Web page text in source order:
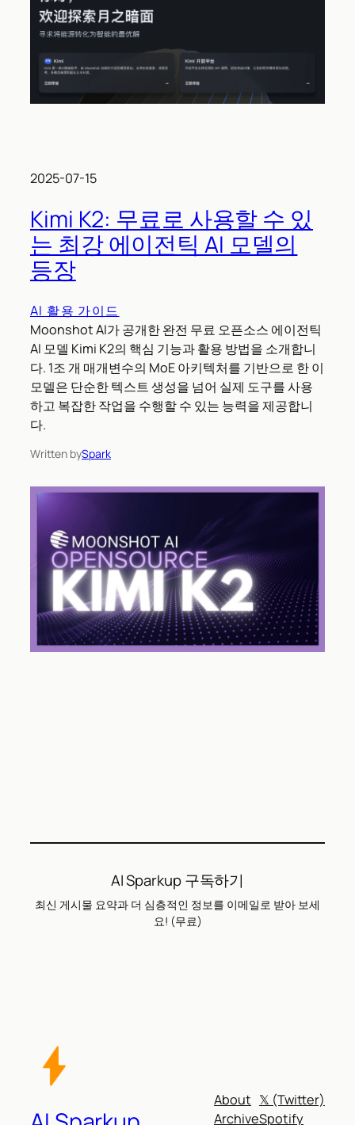
2025-07-15
Kimi K2: 무료로 사용할 수 있
는 최강 에이전틱 AI 모델의
등장
AI 활용 가이드
Moonshot AI가 공개한 완전 무료 오픈소스 에이전틱
AI 모델 Kimi K2의 핵심 기능과 활용 방법을 소개합니
다. 1조 개 매개변수의 MoE 아키텍처를 기반으로 한 이
모델은 단순한 텍스트 생성을 넘어 실제 도구를 사용
하고 복잡한 작업을 수행할 수 있는 능력을 제공합니
다.
Written bySpark
AI Sparkup 구독하기
최신 게시물 요약과 더 심층적인 정보를 이메일로 받아 보세
요! (무료)
About
Archive
𝕏 (Twitter)
Spotify